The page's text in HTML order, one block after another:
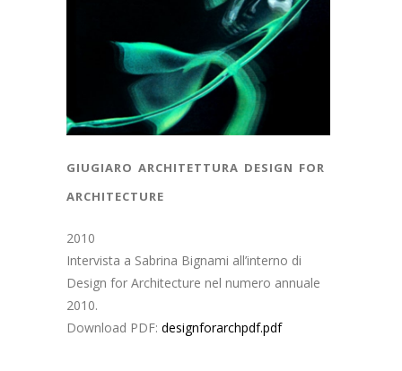
giugiaro architettura design for
architecture
2010
Intervista a Sabrina Bignami all’interno di
Design for Architecture nel numero annuale
2010.
Download PDF: designforarchpdf.pdf